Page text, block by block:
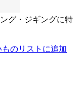
ものリストに追加